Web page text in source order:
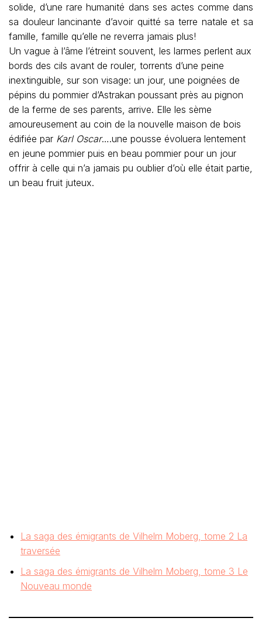
solide, d’une rare humanité dans ses actes comme dans
sa douleur lancinante d’avoir quitté sa terre natale et sa
famille, famille qu’elle ne reverra jamais plus!
Un vague à l’âme l’étreint souvent, les larmes perlent aux
bords des cils avant de rouler, torrents d’une peine
inextinguible, sur son visage: un jour, une poignées de
pépins du pommier d’Astrakan poussant près au pignon
de la ferme de ses parents, arrive. Elle les sème
amoureusement au coin de la nouvelle maison de bois
édifiée par Karl Oscar….une pousse évoluera lentement
en jeune pommier puis en beau pommier pour un jour
offrir à celle qui n’a jamais pu oublier d’où elle était partie,
un beau fruit juteux.
La saga des émigrants de Vilhelm Moberg, tome 2 La
traversée
La saga des émigrants de Vilhelm Moberg, tome 3 Le
Nouveau monde